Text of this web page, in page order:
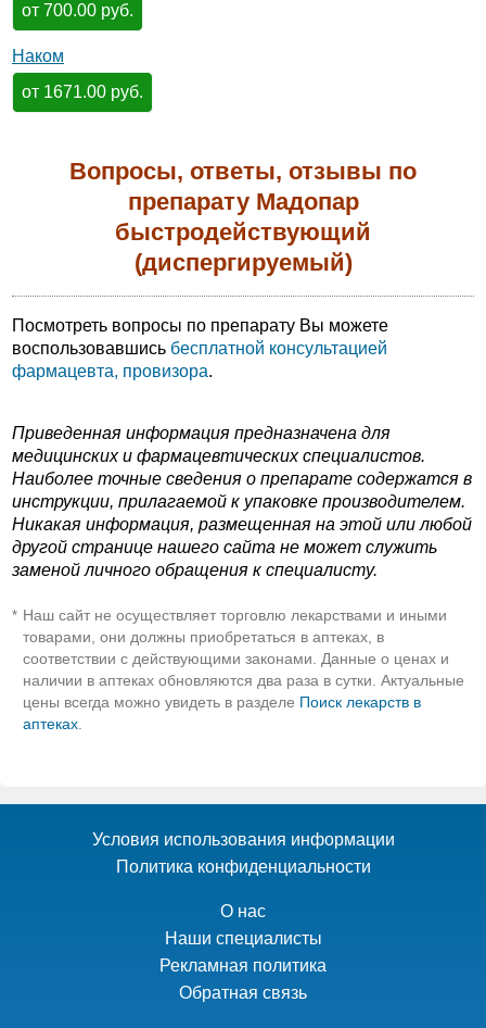
от 700.00 руб.
Наком
от 1671.00 руб.
Вопросы, ответы, отзывы по
препарату Мадопар
быстродействующий
(диспергируемый)
Посмотреть вопросы по препарату Вы можете
воспользовавшись бесплатной консультацией
фармацевта, провизора.
Приведенная информация предназначена для
медицинских и фармацевтических специалистов.
Наиболее точные сведения о препарате содержатся в
инструкции, прилагаемой к упаковке производителем.
Никакая информация, размещенная на этой или любой
другой странице нашего сайта не может служить
заменой личного обращения к специалисту.
* Наш сайт не осуществляет торговлю лекарствами и иными
товарами, они должны приобретаться в аптеках, в
соответствии с действующими законами. Данные о ценах и
наличии в аптеках обновляются два раза в сутки. Актуальные
цены всегда можно увидеть в разделе Поиск лекарств в
аптеках
Условия использования информации
Политика конфиденциальности
О нас
Наши специалисты
Рекламная политика
Обратная связь